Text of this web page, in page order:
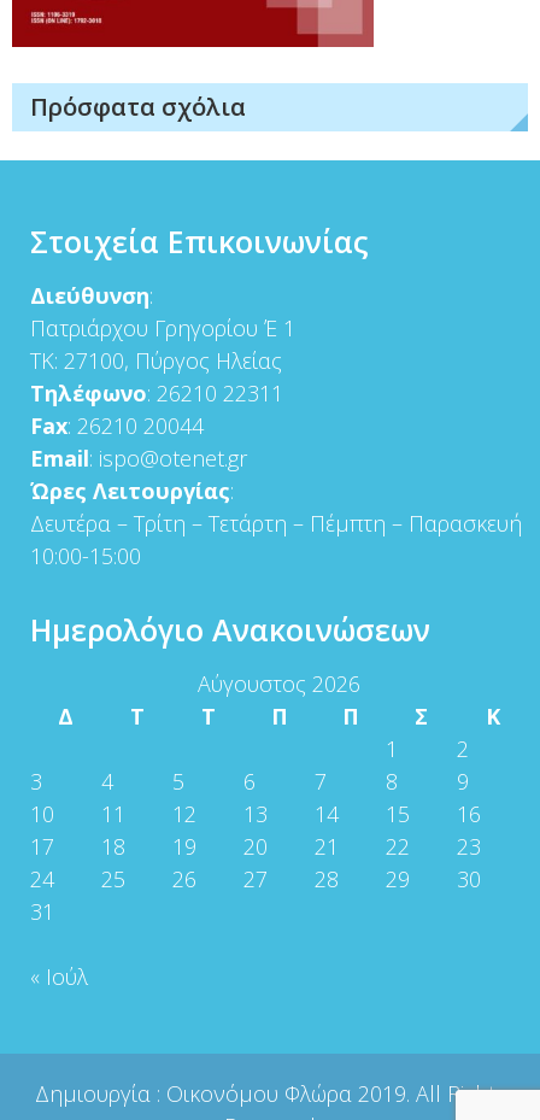
Πρόσφατα σχόλια
Στοιχεία Επικοινωνίας
Διεύθυνση:
Πατριάρχου Γρηγορίου Έ 1
ΤΚ: 27100, Πύργος Ηλείας
Τηλέφωνο: 26210 22311
Fax: 26210 20044
Email: ispo@otenet.gr
Ώρες Λειτουργίας:
Δευτέρα – Τρίτη – Τετάρτη – Πέμπτη – Παρασκευή
10:00-15:00
Ημερολόγιο Ανακοινώσεων
Αύγουστος 2026
Δ
Τ Τ Π Π Σ
Κ
1
2
3
4 5 6 7 8
9
10
11 12 13 14 15
16
17
18 19 20 21 22
23
24
25 26 27 28 29
30
31
« Ιούλ
Δημιουργία : Οικονόμου Φλώρα 2019. All Rights